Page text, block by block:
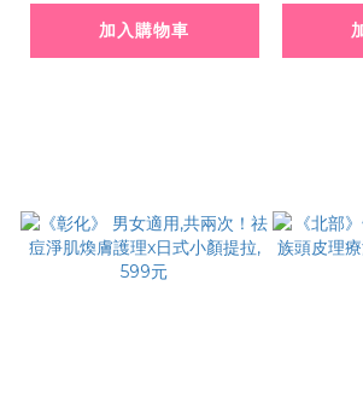
加入購物車